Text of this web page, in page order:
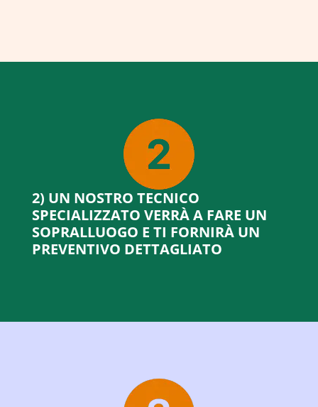
2) UN NOSTRO TECNICO
SPECIALIZZATO VERRÀ A FARE UN
SOPRALLUOGO E TI FORNIRÀ UN
PREVENTIVO DETTAGLIATO